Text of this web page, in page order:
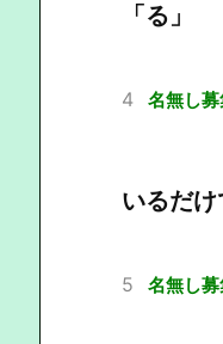
「る」
4 名無し募
いるだ
5 名無し募